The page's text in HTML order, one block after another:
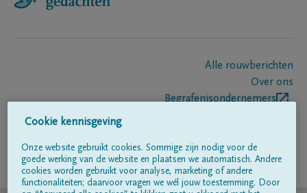
Alle rouwberichten
Over ons
Begrafenisondernemers
Volg ons op
Cookie kennisgeving
Onze website gebruikt cookies. Sommige zijn nodig voor de
goede werking van de website en plaatsen we automatisch. Andere
cookies worden gebruikt voor analyse, marketing of andere
functionaliteiten; daarvoor vragen we wél jouw toestemming. Door